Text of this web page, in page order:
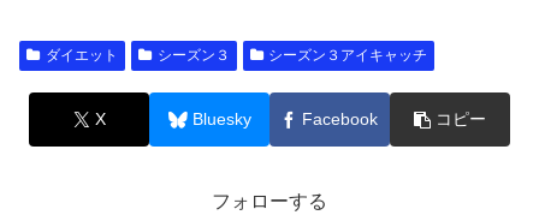
ダイエット シーズン３ シーズン３アイキャッチ
X Bluesky Facebook コピー
フォローする